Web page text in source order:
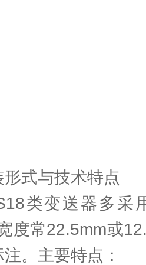
式与技术特点
类变送器多采用
度常22.5mm或
。主要特点：